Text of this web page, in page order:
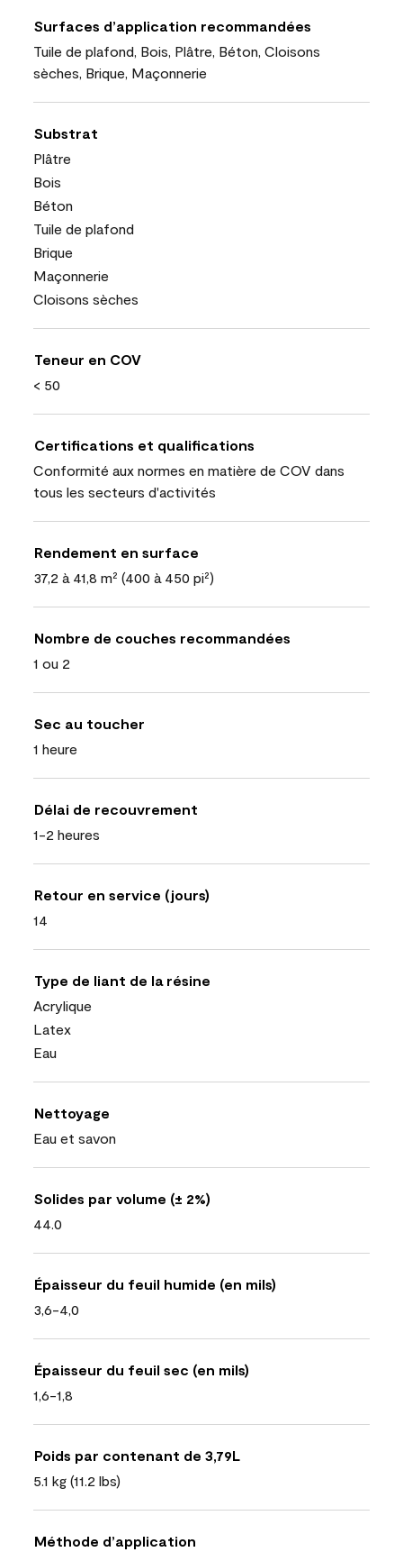
Surfaces d’application recommandées
Tuile de plafond, Bois, Plâtre, Béton, Cloisons
sèches, Brique, Maçonnerie
Substrat
Plâtre
Bois
Béton
Tuile de plafond
Brique
Maçonnerie
Cloisons sèches
Teneur en COV
< 50
Certifications et qualifications
Conformité aux normes en matière de COV dans
tous les secteurs d'activités
Rendement en surface
37,2 à 41,8 m² (400 à 450 pi²)
Nombre de couches recommandées
1 ou 2
Sec au toucher
1 heure
Délai de recouvrement
1-2 heures
Retour en service (jours)
14
Type de liant de la résine
Acrylique
Latex
Eau
Nettoyage
Eau et savon
Solides par volume (± 2%)
44.0
Épaisseur du feuil humide (en mils)
3,6-4,0
Épaisseur du feuil sec (en mils)
1,6-1,8
Poids par contenant de 3,79L
5.1 kg (11.2 lbs)
Méthode d’application